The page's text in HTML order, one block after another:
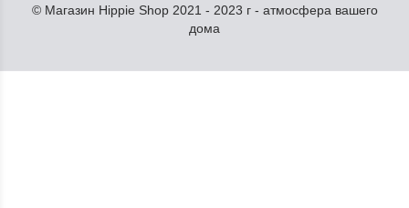
© Магазин Hippie Shop 2021 - 2023 г - атмосфера вашего
дома